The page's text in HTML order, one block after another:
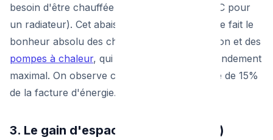
besoin d'être chauffée qu'à 35°C (contre 65°C pour
un radiateur). Cet abaissement de température fait le
bonheur absolu des chaudières à condensation et des
pompes à chaleur, qui atteignent alors leur rendement
maximal. On observe couramment une baisse de 15%
de la facture d'énergie.
3. Le gain d'espace (Zéro radiateur)